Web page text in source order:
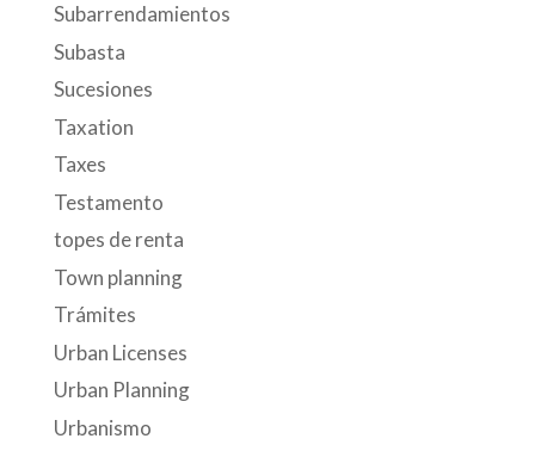
Subarrendamientos
Subasta
Sucesiones
Taxation
Taxes
Testamento
topes de renta
Town planning
Trámites
Urban Licenses
Urban Planning
Urbanismo